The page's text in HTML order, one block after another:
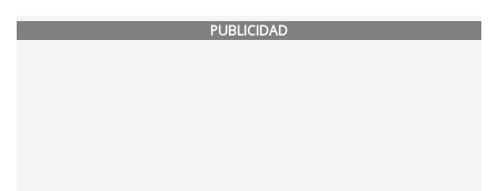
PUBLICIDAD